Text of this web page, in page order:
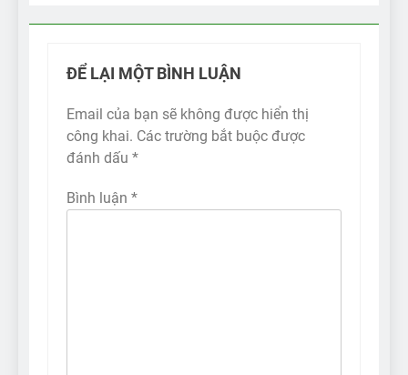
ĐỂ LẠI MỘT BÌNH LUẬN
Email của bạn sẽ không được hiển thị
công khai. Các trường bắt buộc được
đánh dấu *
Bình luận *